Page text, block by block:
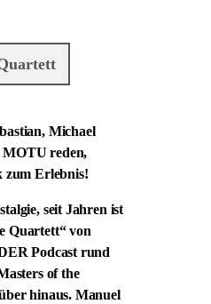
Michael
reden,
Erlebnis!
seit Jahren ist
Quartett“ von
Podcast rund
of the
hinaus. Manuel